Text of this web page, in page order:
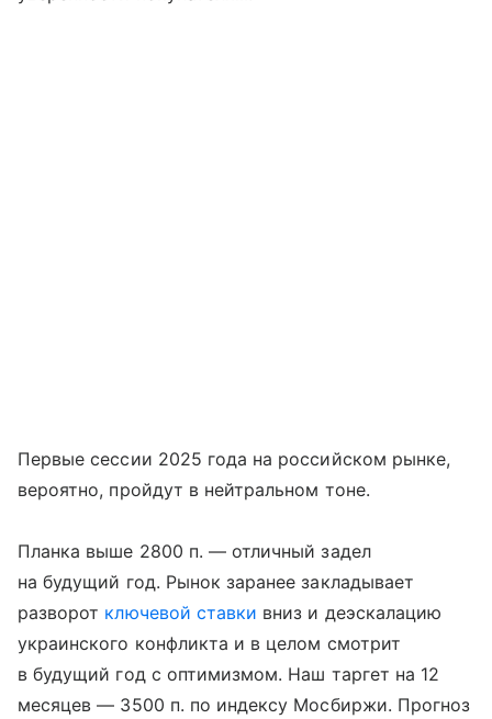
Первые сессии 2025 года на российском рынке,
вероятно, пройдут в нейтральном тоне.
Планка выше 2800 п. — отличный задел
на будущий год. Рынок заранее закладывает
разворот ключевой ставки вниз и деэскалацию
украинского конфликта и в целом смотрит
в будущий год с оптимизмом. Наш таргет на 12
месяцев — 3500 п. по индексу Мосбиржи. Прогноз